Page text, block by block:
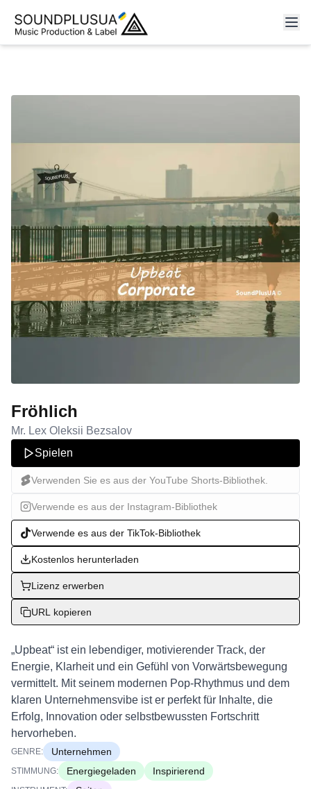
Fröhlich
Mr. Lex Oleksii Bezsalov
Spielen
Verwenden Sie es aus der YouTube Shorts-Bibliothek.
Verwende es aus der Instagram-Bibliothek
Verwende es aus der TikTok-Bibliothek
Kostenlos herunterladen
Lizenz erwerben
URL kopieren
„Upbeat“ ist ein lebendiger, motivierender Track, der
Energie, Klarheit und ein Gefühl von Vorwärtsbewegung
vermittelt. Mit seinem modernen Pop-Rhythmus und dem
klaren Unternehmensvibe ist er perfekt für Inhalte, die
Erfolg, Innovation oder selbstbewussten Fortschritt
hervorheben.
GENRE: Unternehmen
STIMMUNG: Energiegeladen Inspirierend